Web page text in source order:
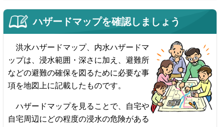
ハザードマップを確認しましょう
洪水ハザードマップ、内水ハザードマ
ップは、浸水範囲・深さに加え、避難所
などの避難の確保を図るために必要な事
項を地図上に記載したものです。
ハザードマップを見ることで、自宅や
自宅周辺にどの程度の浸水の危険がある